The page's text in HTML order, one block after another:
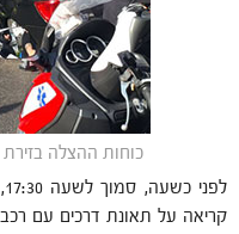
כוחות ההצלה
קריאה על תאונת דרכים עם